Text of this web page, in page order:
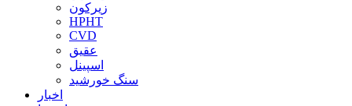
زیرکون
HPHT
CVD
عقیق
اسپینل
سنگ خورشید
اخبار